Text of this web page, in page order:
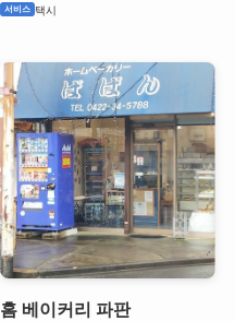
서비스 택시
홈 베이커리 파판